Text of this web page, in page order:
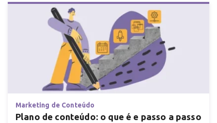
Marketing de Conteúdo
Plano de conteúdo: o que é e passo a passo